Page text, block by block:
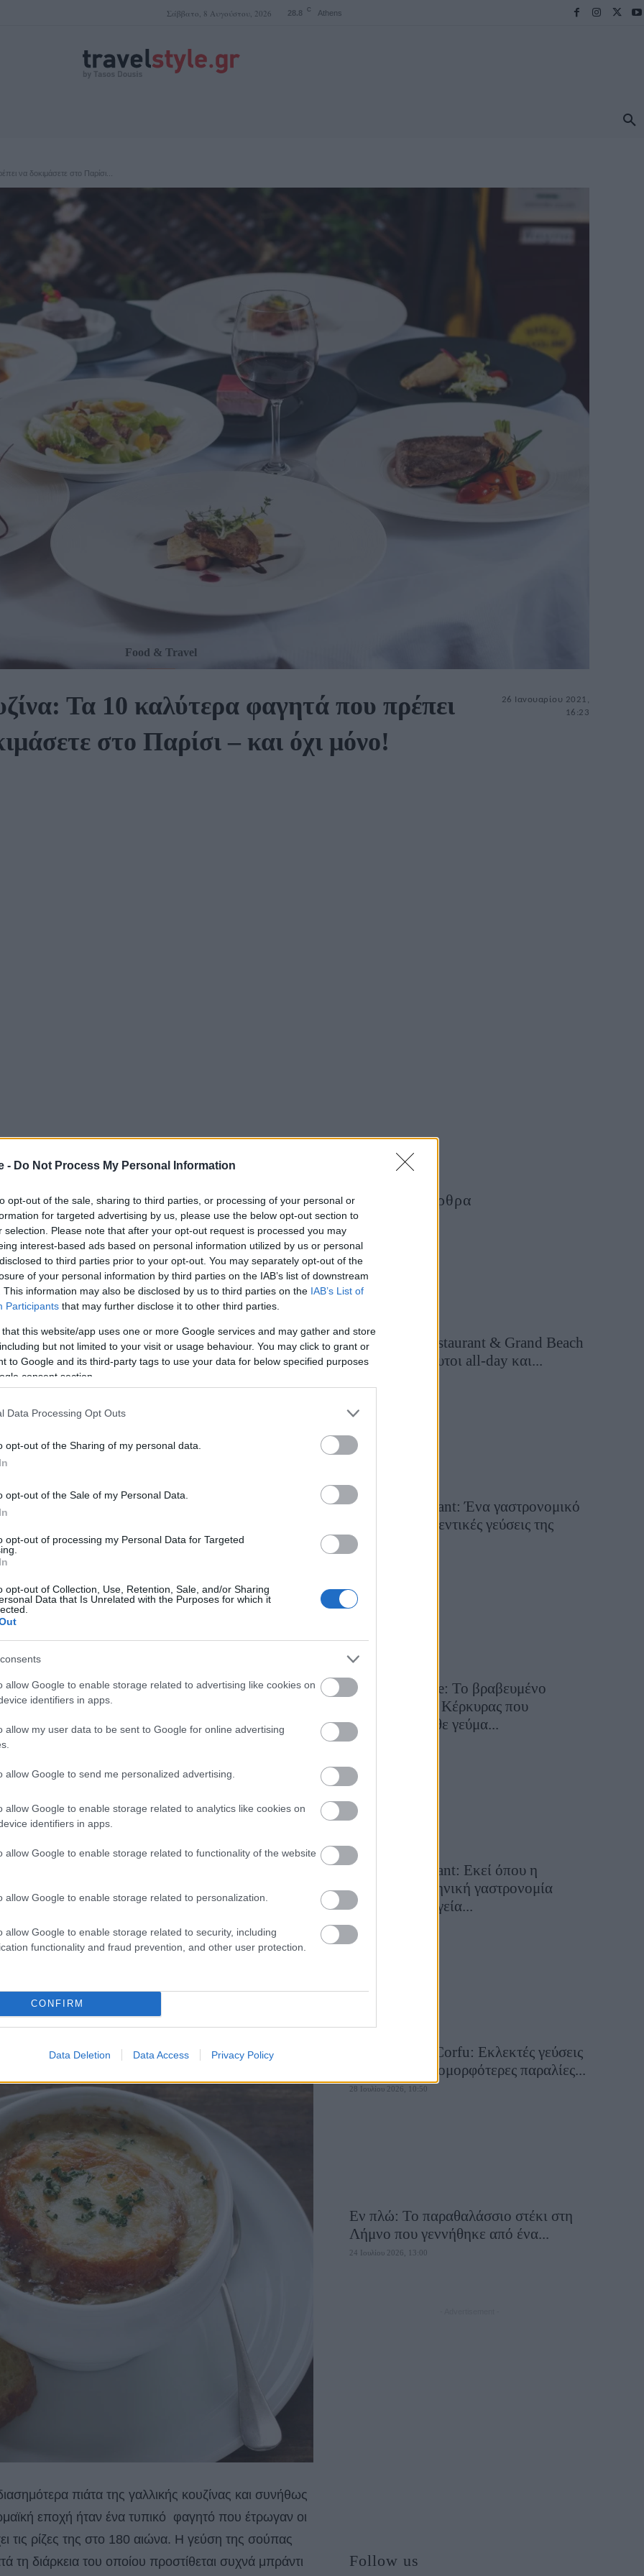
- Do Not Process My Personal Information
opt-out of the sale, sharing to third parties, or processing of your personal or
for targeted advertising by us, please use the below opt-out section to
selection. Please note that after your opt-out request is processed you may
interest-based ads based on personal information utilized by us or personal
to third parties prior to your opt-out. You may separately opt-out of the
of your personal information by third parties on the IAB’s list of downstream
This information may also be disclosed by us to third parties on the IAB’s List of
Participants that may further disclose it to other third parties.
that this website/app uses one or more Google services and may gather and store
but not limited to your visit or usage behaviour. You may click to grant or
to Google and its third-party tags to use your data for below specified purposes
consent section.
Data Processing Opt Outs
opt-out of the Sharing of my personal data.
opt-out of the Sale of my Personal Data.
opt-out of processing my Personal Data for Targeted
opt-out of Collection, Use, Retention, Sale, and/or Sharing
Data that Is Unrelated with the Purposes for which it
allow Google to enable storage related to advertising like cookies on
identifiers in apps.
allow my user data to be sent to Google for online advertising
allow Google to send me personalized advertising.
allow Google to enable storage related to analytics like cookies on
identifiers in apps.
allow Google to enable storage related to functionality of the website
allow Google to enable storage related to personalization.
allow Google to enable storage related to security, including
functionality and fraud prevention, and other user protection.
CONFIRM
Data Deletion Data Access Privacy Policy
Σάββατο, 8 Αυγούστου, 2026 28.8 C Athens
να δοκιμάσετε στο Παρίσι...
Food & Travel
Τα 10 καλύτερα φαγητά που πρέπει
στο Παρίσι – και όχι μόνο!
26 Ιανουαρίου 2021,
16:23
για τη φινέτσα και την πλούσια γεύση της. Είναι
ενώνονται για να δημιουργήσουν αξέχαστα
UNESCOανακήρυξε τηγαλλική κουζίναως Άυλη
-
μορφή του κρασιού και του τυριού. Από το μπρι και
Σαρντονέ, υπάρχουν πολλοί γευστικοί συνδυασμοί
μόνο αφού πολλά από αυτά, αν όχι όλα, θα τα βρείτε
Αλλά επειδή όλο αυτό το διάστημα δεν
να ταξιδέψουμε), εδώ είναι επίσης δύσκολο
την εστίαση να τα απολαύσουμε… το πάμε ένα βήμα
για τους αγαπημένους σας, αρκεί να προμηθευτείτε
ταλέντο!
πιάτα της γαλλικής κουζίνας και συνήθως
εποχή ήταν ένα τυπικό φαγητό που έτρωγαν οι
τις ρίζες της στο 180 αιώνα. Η γεύση της σούπας
τη διάρκεια του οποίου προστίθεται συχνά μπράντι
Τελευταία Άρθρα
Grand Asia Restaurant & Grand Beach
Club: Οι απόλυτοι all-day και...
Tsapis Restaurant: Ένα γαστρονομικό
ταξίδι στις αυθεντικές γεύσεις της
Σίφνου!
Toula’s Seaside: Το βραβευμένο
εστιατόριο της Κέρκυρας που
μετατρέπει κάθε γεύμα...
28 Ιουλίου 2026, 11:05
Cavos Restaurant: Εκεί όπου η
αυθεντική ελληνική γαστρονομία
συναντά τη μαγεία...
28 Ιουλίου 2026, 10:58
Aiolia Avlaki Corfu: Εκλεκτές γεύσεις
σε μία από τις ομορφότερες παραλίες...
28 Ιουλίου 2026, 10:50
Εν πλώ: Το παραθαλάσσιο στέκι στη
Λήμνο που γεννήθηκε από ένα...
24 Ιουλίου 2026, 13:00
Follow us